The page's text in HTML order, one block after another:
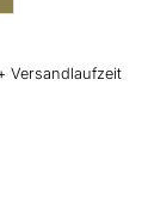
Versandlaufzeit